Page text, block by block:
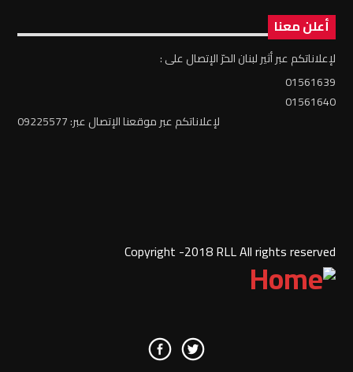
أعلن معنا
لإعلاناتكم عبر أثير لبنان الحرّ الإتصال على :
01561639
01561640
لإعلاناتكم عبر موقعنا الإتصال عبر: 09225577
Copyright -2018 RLL All rights reserved